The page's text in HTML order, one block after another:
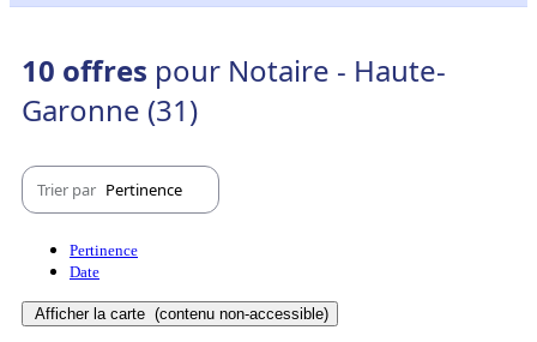
10 offres pour Notaire - Haute-
Garonne (31)
Trier par Pertinence
Pertinence
Date
Afficher la carte (contenu non-accessible)